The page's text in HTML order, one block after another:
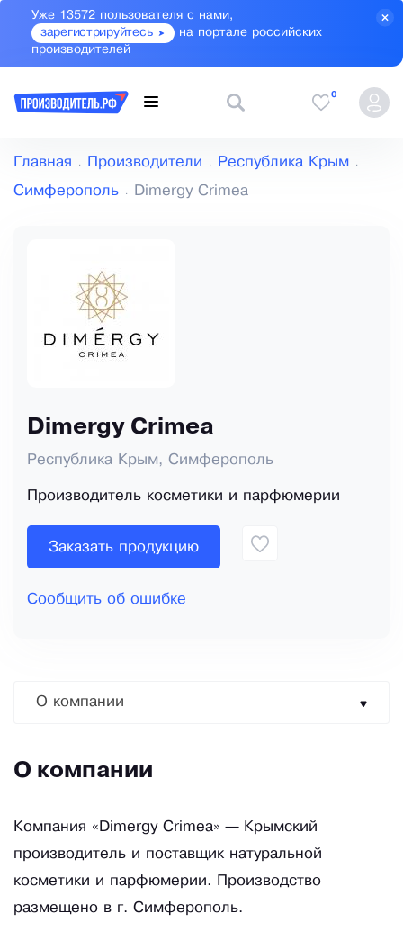
Уже 13572 пользователя с нами,
зарегистрируйтесь
на портале российских
производителей
0
Главная Производители Республика Крым
Симферополь Dimergy Crimea
Dimergy Crimea
Республика Крым, Симферополь
Производитель косметики и парфюмерии
Заказать продукцию
Сообщить об ошибке
О компании
О компании
Компания «Dimergy Crimea» — Крымский
производитель и поставщик натуральной
косметики и парфюмерии. Производство
размещено в г. Симферополь.